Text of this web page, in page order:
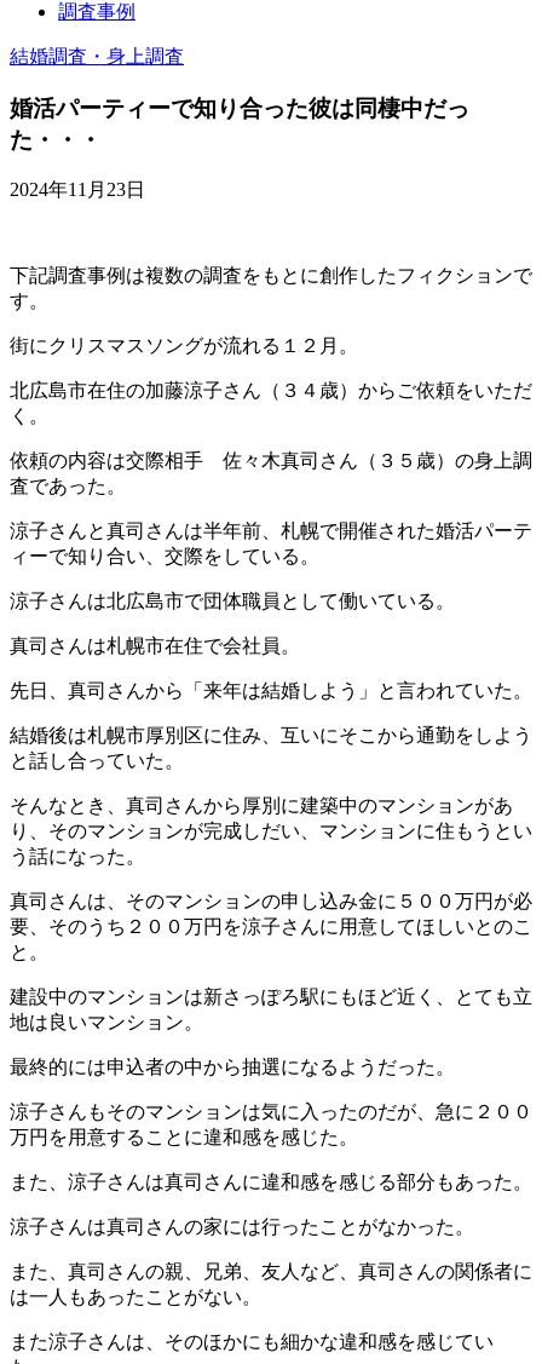
調査事例
結婚調査・身上調査
婚活パーティーで知り合った彼は同棲中だっ
た・・・
2024年11月23日
下記調査事例は複数の調査をもとに創作したフィクションで
す。
街にクリスマスソングが流れる１２月。
北広島市在住の加藤涼子さん（３４歳）からご依頼をいただ
く。
依頼の内容は交際相手 佐々木真司さん（３５歳）の身上調
査であった。
涼子さんと真司さんは半年前、札幌で開催された婚活パーテ
ィーで知り合い、交際をしている。
涼子さんは北広島市で団体職員として働いている。
真司さんは札幌市在住で会社員。
先日、真司さんから「来年は結婚しよう」と言われていた。
結婚後は札幌市厚別区に住み、互いにそこから通勤をしよう
と話し合っていた。
そんなとき、真司さんから厚別に建築中のマンションがあ
り、そのマンションが完成しだい、マンションに住もうとい
う話になった。
真司さんは、そのマンションの申し込み金に５００万円が必
要、そのうち２００万円を涼子さんに用意してほしいとのこ
と。
建設中のマンションは新さっぽろ駅にもほど近く、とても立
地は良いマンション。
最終的には申込者の中から抽選になるようだった。
涼子さんもそのマンションは気に入ったのだが、急に２００
万円を用意することに違和感を感じた。
また、涼子さんは真司さんに違和感を感じる部分もあった。
涼子さんは真司さんの家には行ったことがなかった。
また、真司さんの親、兄弟、友人など、真司さんの関係者に
は一人もあったことがない。
また涼子さんは、そのほかにも細かな違和感を感じてい